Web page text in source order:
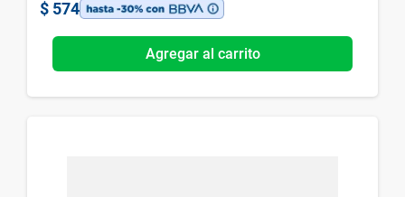
$ 574
Agregar al carrito